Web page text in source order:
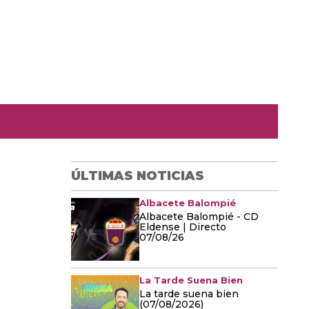
ÚLTIMAS NOTICIAS
Albacete Balompié
Albacete Balompié - CD
Eldense | Directo
07/08/26
La Tarde Suena Bien
La tarde suena bien
(07/08/2026)